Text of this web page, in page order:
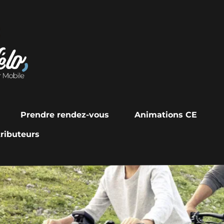
Animations CE